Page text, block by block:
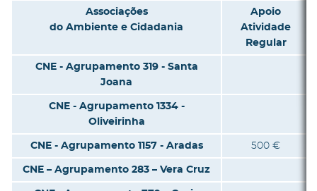
Associações
do Ambiente e Cidadania
Apoio
Atividade
Regular
CNE - Agrupamento 319 - Santa
Joana
CNE - Agrupamento 1334 -
Oliveirinha
CNE - Agrupamento 1157 - Aradas 500 €
CNE – Agrupamento 283 – Vera Cruz